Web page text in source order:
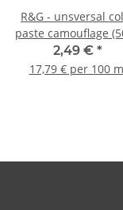
R&G - unsversal
paste camouflage
2,49 € *
17,79 € per 100